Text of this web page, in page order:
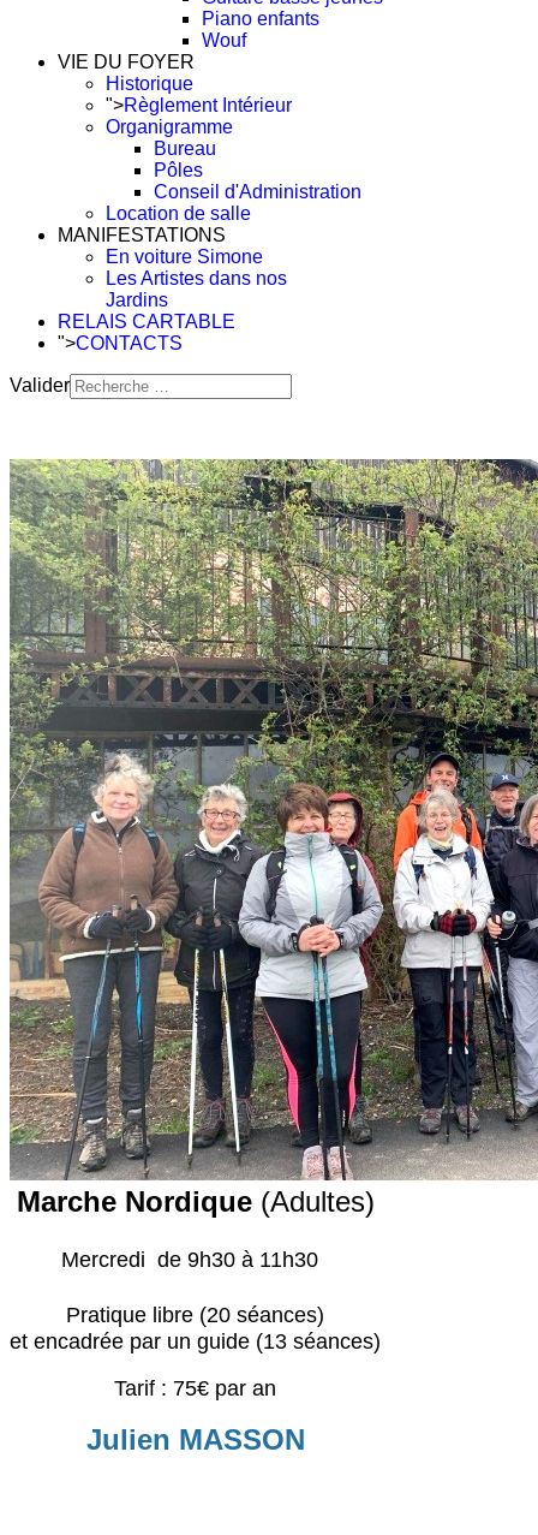
Piano enfants
Wouf
VIE DU FOYER
Historique
">Règlement Intérieur
Organigramme
Bureau
Pôles
Conseil d'Administration
Location de salle
MANIFESTATIONS
En voiture Simone
Les Artistes dans nos
Jardins
RELAIS CARTABLE
">CONTACTS
Valider
Marche Nordique (Adultes)
Mercredi de 9h30 à 11h30
Pratique libre (20 séances)
et encadrée par un guide (13 séances)
Tarif : 75€ par an
Julien MASSON